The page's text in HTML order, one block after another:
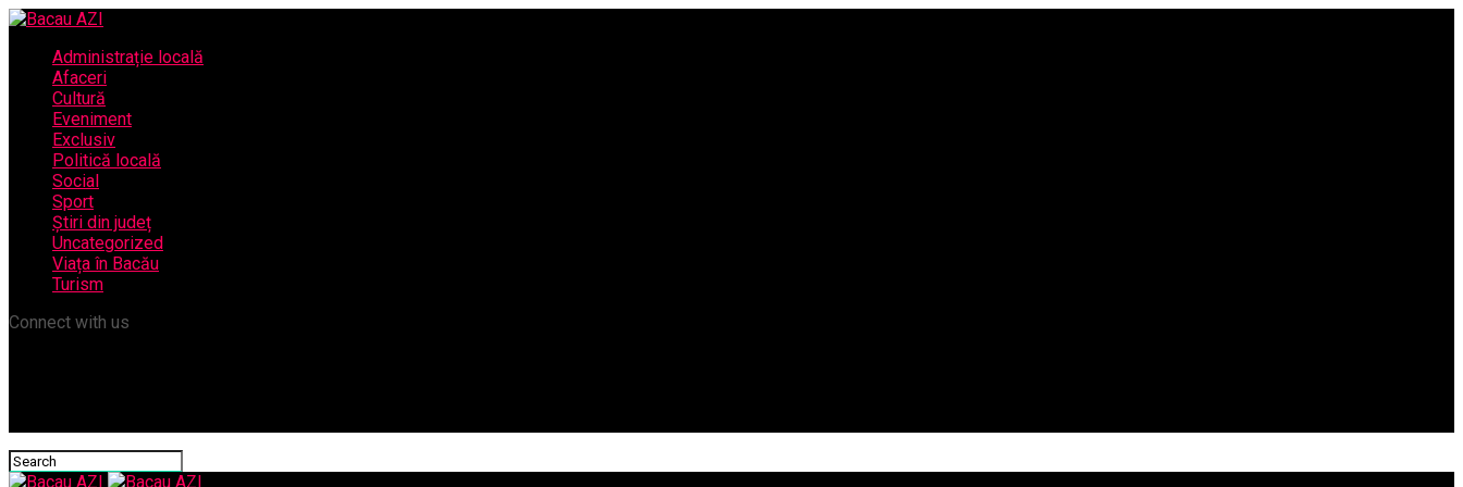
Administrație locală
Afaceri
Cultură
Eveniment
Exclusiv
Politică locală
Social
Sport
Știri din județ
Uncategorized
Viața în Bacău
Turism
Connect with us